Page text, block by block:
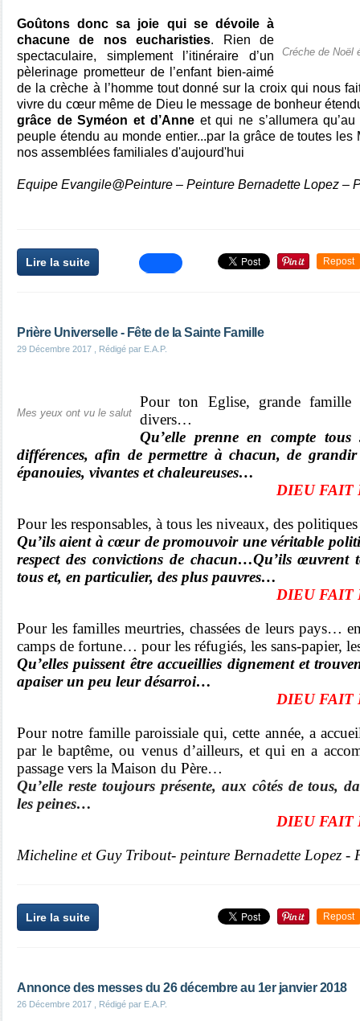
Créche de Noël
Goûtons donc sa joie qui se dévoile à
chacune de nos eucharisties. Rien de
spectaculaire, simplement l’itinéraire d’un
pèlerinage prometteur de l’enfant bien-aimé
de la crèche à l’homme tout donné sur la croix qui nous
vivre du cœur même de Dieu le message de bonheur
grâce de Syméon et d’Anne et qui ne s’allumera
peuple étendu au monde entier...par la grâce de toutes
nos assemblées familiales d'aujourd'hui
Equipe Evangile@Peinture – Peinture Bernadette Lopez –
Lire la suite Repost
Prière Universelle - Fête de la Sainte Famille
29 Décembre 2017 , Rédigé par E.A.P.
Mes yeux ont vu le salut
Pour ton Eglise, grande famille
divers…
Qu’elle prenne en compte tous
différences, afin de permettre à chacun, de grandir
épanouies, vivantes et chaleureuses…
DIEU FAIT
Pour les responsables, à tous les niveaux, des
Qu’ils aient à cœur de promouvoir une véritable
respect des convictions de chacun…Qu’ils
tous et, en particulier, des plus pauvres…
DIEU FAIT
Pour les familles meurtries, chassées de leurs pays…
camps de fortune… pour les réfugiés, les sans-papier,
Qu’elles puissent être accueillies dignement et
apaiser un peu leur désarroi…
DIEU FAIT
Pour notre famille paroissiale qui, cette année, a
par le baptême, ou venus d’ailleurs, et qui en a
passage vers la Maison du Père…
Qu’elle reste toujours présente, aux côtés de tous,
les peines…
DIEU FAIT
Micheline et Guy Tribout- peinture Bernadette Lopez -
Lire la suite Repost
Annonce des messes du 26 décembre au 1er janvier 2018
26 Décembre 2017 , Rédigé par E.A.P.